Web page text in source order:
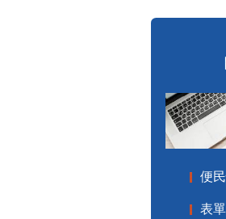
便
表